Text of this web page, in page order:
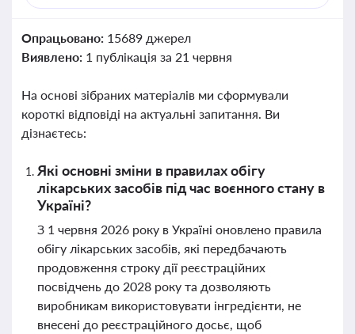
Опрацьовано: 15689 джерел
Виявлено: 1 публікація за 21 червня
На основі зібраних матеріалів ми сформували
короткі відповіді на актуальні запитання. Ви
дізнаєтесь:
Які основні зміни в правилах обігу
лікарських засобів під час воєнного стану в
Україні?
З 1 червня 2026 року в Україні оновлено правила
обігу лікарських засобів, які передбачають
продовження строку дії реєстраційних
посвідчень до 2028 року та дозволяють
виробникам використовувати інгредієнти, не
внесені до реєстраційного досьє, щоб